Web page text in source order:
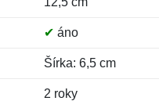
✔ áno
Šírka: 6,5 cm
2 roky